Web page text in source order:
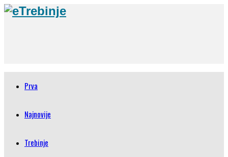
Prva
Najnovije
Trebinje